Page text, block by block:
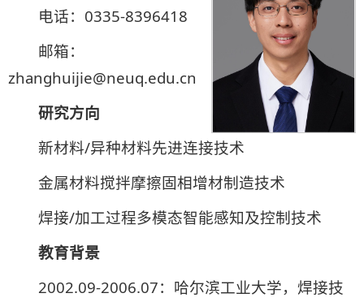
电话：0335-8396418
邮箱：
zhanghuijie@neuq.edu.cn
研究方向
新材料/异种材料先进连接技术
金属材料搅拌摩擦固相增材制造技术
焊接/加工过程多模态智能感知及控制技术
教育背景
2002.09-2006.07：哈尔滨工业大学，焊接技